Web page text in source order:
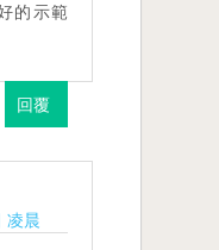
的示範
回覆
凌晨